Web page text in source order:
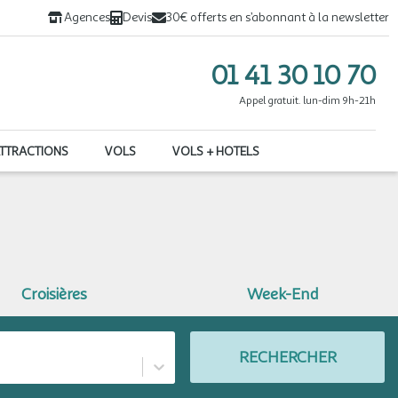
Agences Devis 30€ offerts en s’abonnant à la newsletter
01 41 30 10 70
Appel gratuit. lun-dim 9h-21h
VOLS VOLS + HOTELS
Croisières Week-End
RECHERCHER